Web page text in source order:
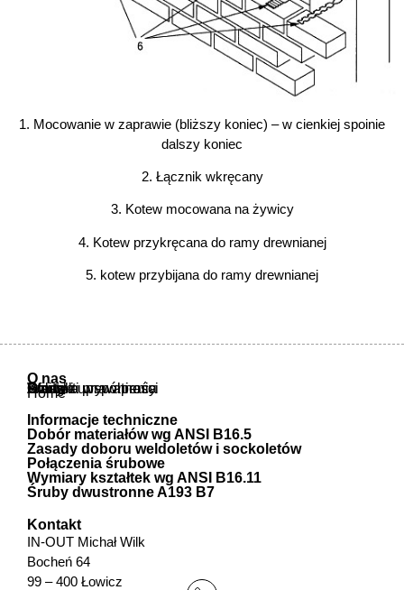
1. Mocowanie w zaprawie (bliższy koniec) – w cienkiej spoinie
dalszy koniec
2. Łącznik wkręcany
3. Kotew mocowana na żywicy
4. Kotew przykręcana do ramy drewnianej
5. kotew przybijana do ramy drewnianej
O nas
Home
O nas
Oferta
Atesty i uprawnienia
Warunki współpracy
Polityka prywatności
Kontakt
Informacje techniczne
Dobór materiałów wg ANSI B16.5
Zasady doboru weldoletów i sockoletów
Połączenia śrubowe
Wymiary kształtek wg ANSI B16.11
Śruby dwustronne A193 B7
Kontakt
IN-OUT Michał Wilk
Bocheń 64
99 – 400 Łowicz